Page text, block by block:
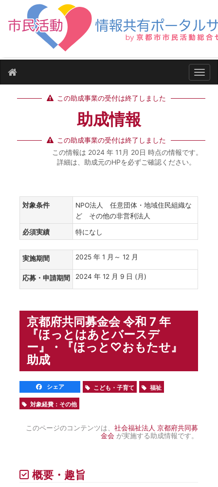
ナビ
この助成事業の受付は終了しました
助成情報
この助成事業の受付は終了しました
この情報は 2024 年 11月 20日 時点の情報です。
詳細は、助成元のHPを必ずご確認ください。
対象条件
NPO法人 任意団体・地域住民組織な
ど その他の非営利法人
必須実績 特になし
実施期間 2025 年 1 月～ 12 月
応募・申請期間 2024 年 12 月 9 日 (月)
京都府共同募金会 令和 7 年
『ほっとはあとバースデ
ー』・『ほっと♡おもたせ』
助成
シェア こども・子育て 福祉
対象経費：その他
このページのコンテンツは、社会福祉法人 京都府共同募
金会 が実施する助成情報です。
概要・趣旨